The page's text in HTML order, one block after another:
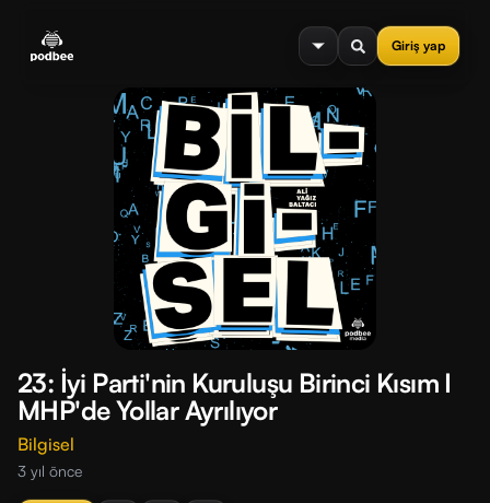
Giriş yap
menu
23: İyi Parti'nin Kuruluşu Birinci Kısım I
MHP'de Yollar Ayrılıyor
Bilgisel
3 yıl önce